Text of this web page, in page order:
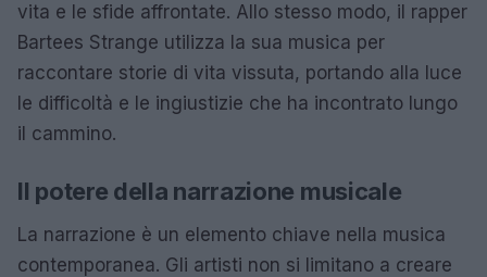
vita e le sfide affrontate. Allo stesso modo, il rapper
Bartees Strange utilizza la sua musica per
raccontare storie di vita vissuta, portando alla luce
le difficoltà e le ingiustizie che ha incontrato lungo
il cammino.
Il potere della narrazione musicale
La narrazione è un elemento chiave nella musica
contemporanea. Gli artisti non si limitano a creare